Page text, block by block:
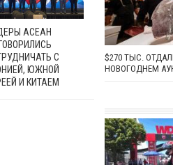
АСЕАН
С
ЮЖНОЙ
И КИТАЕМ
$270 ТЫС.
НОВОГОДНЕМ